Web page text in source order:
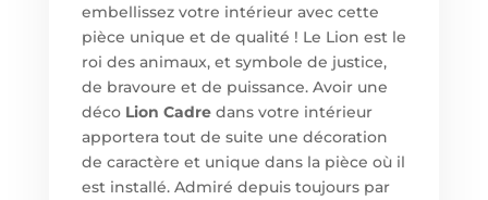
embellissez votre intérieur avec cette
pièce unique et de qualité ! Le Lion est le
roi des animaux, et symbole de justice,
de bravoure et de puissance. Avoir une
déco Lion Cadre dans votre intérieur
apportera tout de suite une décoration
de caractère et unique dans la pièce où il
est installé. Admiré depuis toujours par